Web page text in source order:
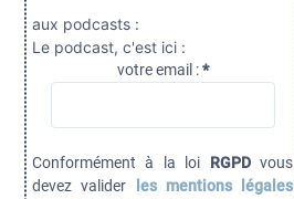
aux podcasts :
Le podcast, c'est ici :
votre email :*
Conformément à la loi RGPDvous
devez valider
les mentions légales